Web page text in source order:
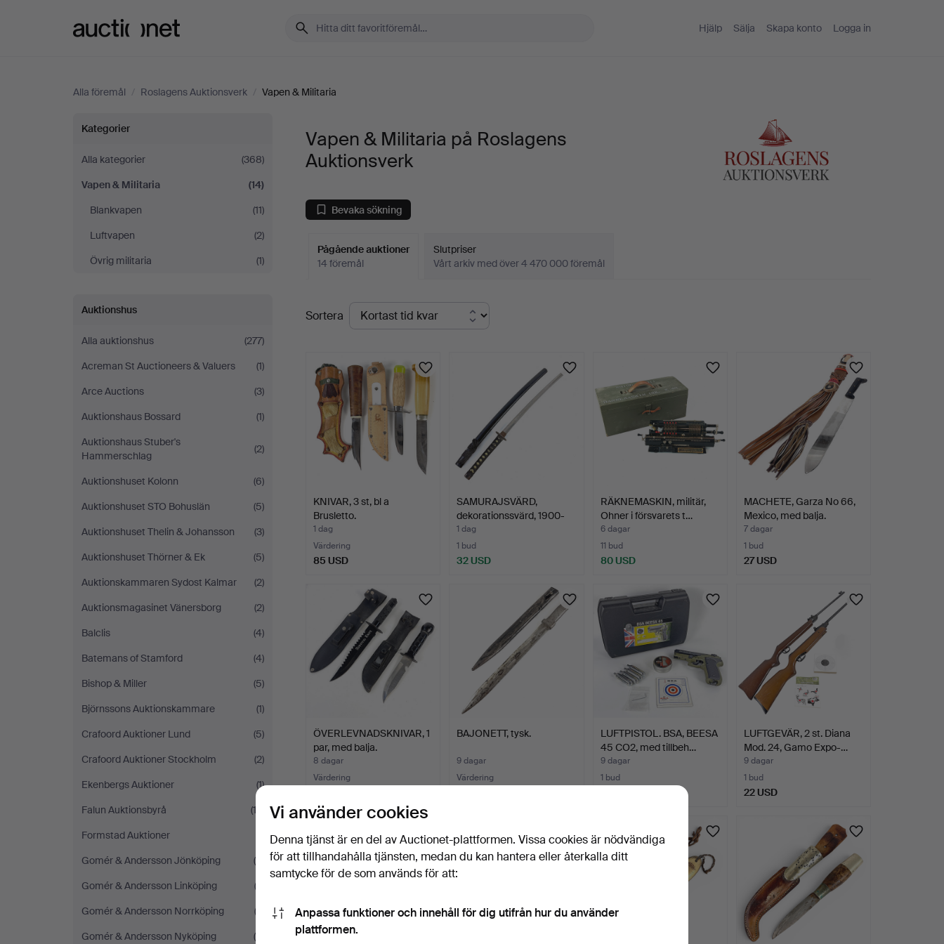
Hjälp Sälja Skapa konto Logga in
Alla föremål / Roslagens Auktionsverk / Vapen & Militaria
Vapen
&
Militaria
på
Roslagens
Auktionsverk
Kategorier
Alla kategorier
(368)
Vapen & Militaria
(14)
Blankvapen
(11)
Luftvapen
(2)
Övrig militaria
(1)
Auktionshus
Alla auktionshus
(277)
Acreman St Auctioneers & Valuers
(1)
Arce Auctions
(3)
Auktionshaus Bossard
(1)
Auktionshaus Stuber's
Hammerschlag
(2)
Auktionshuset Kolonn
(6)
Auktionshuset STO Bohuslän
(5)
Auktionshuset Thelin & Johansson
(3)
Auktionshuset Thörner & Ek
(5)
Auktionskammaren Sydost Kalmar
(2)
Auktionsmagasinet Vänersborg
(2)
Balclis
(4)
Batemans of Stamford
(4)
Bishop & Miller
(5)
Björnssons Auktionskammare
(1)
Crafoord Auktioner Lund
(5)
Crafoord Auktioner Stockholm
(2)
Ekenbergs Auktioner
(1)
Falun Auktionsbyrå
(12)
Formstad Auktioner
Gomér & Andersson Jönköping
(5)
Gomér & Andersson Linköping
(2)
Gomér & Andersson Norrköping
(3)
Gomér & Andersson Nyköping
(5)
Vapen & Militaria på Roslagens
Auktionsverk
Bevaka sökning
Pågående auktioner
14 föremål
Slutpriser
Vårt arkiv med över 4 470 000 föremål
Pågående
auktioner
Sortera
KNIVAR, 3 st, bl a
Brusletto.
1 dag
Värdering
85 USD
SAMURAJSVÄRD,
dekorationssvärd, 1900-
tal.
1 dag
1 bud
32 USD
RÄKNEMASKIN, militär,
Ohner i försvarets t…
6 dagar
11 bud
80 USD
MACHETE, Garza No 66,
Mexico, med balja.
7 dagar
1 bud
27 USD
ÖVERLEVNADSKNIVAR, 1
par, med balja.
8 dagar
Värdering
BAJONETT, tysk.
9 dagar
Värdering
LUFTPISTOL. BSA, BEESA
45 CO2, med tillbeh…
9 dagar
1 bud
LUFTGEVÄR, 2 st. Diana
Mod. 24, Gamo Expo-…
9 dagar
1 bud
22 USD
Vi använder cookies
Denna tjänst är en del av Auctionet-plattformen. Vissa cookies är nödvändiga
för att tillhandahålla tjänsten, medan du kan hantera eller återkalla ditt
samtycke för de som används för att:
Anpassa funktioner och innehåll för dig utifrån hur du använder
plattformen.